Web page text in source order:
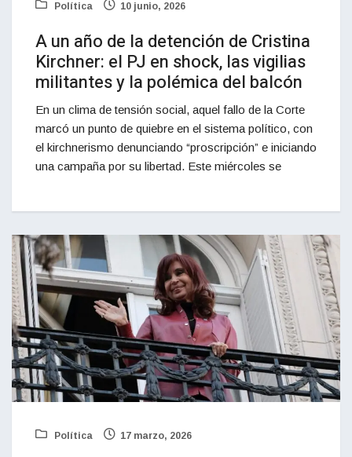
Política 10 junio, 2026
A un año de la detención de Cristina
Kirchner: el PJ en shock, las vigilias
militantes y la polémica del balcón
En un clima de tensión social, aquel fallo de la Corte
marcó un punto de quiebre en el sistema político, con
el kirchnerismo denunciando “proscripción” e iniciando
una campaña por su libertad. Este miércoles se
Política 17 marzo, 2026